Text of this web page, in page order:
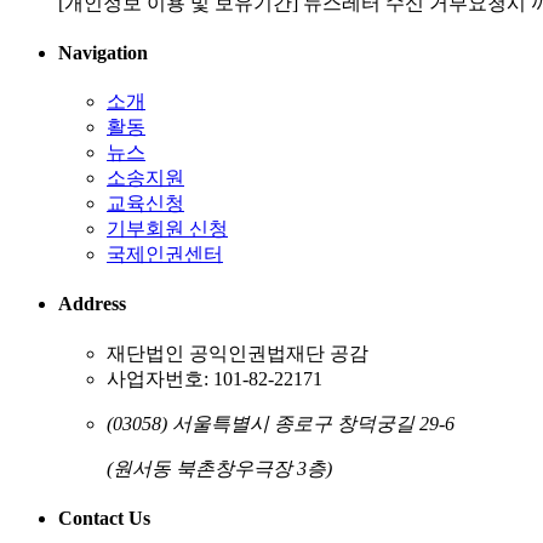
Navigation
소개
활동
뉴스
소송지원
교육신청
기부회원 신청
국제인권센터
Address
재단법인 공익인권법재단 공감
사업자번호: 101-82-22171
(03058) 서울특별시 종로구 창덕궁길 29-6
(원서동 북촌창우극장 3층)
Contact Us